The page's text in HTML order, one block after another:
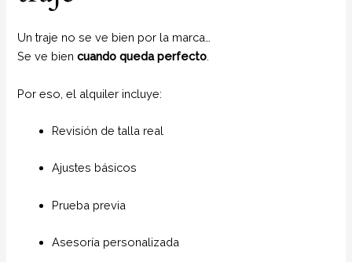
Un traje no se ve bien por la marca…
Se ve biencuando queda perfecto
Por eso, el alquiler incluye:
Revisión de talla real
Ajustes básicos
Prueba previa
Asesoría personalizada